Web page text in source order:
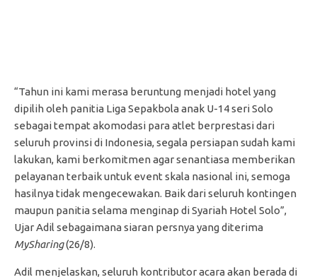
“Tahun ini kami merasa beruntung menjadi hotel yang
dipilih oleh panitia Liga Sepakbola anak U-14 seri Solo
sebagai tempat akomodasi para atlet berprestasi dari
seluruh provinsi di Indonesia, segala persiapan sudah kami
lakukan, kami berkomitmen agar senantiasa memberikan
pelayanan terbaik untuk event skala nasional ini, semoga
hasilnya tidak mengecewakan. Baik dari seluruh kontingen
maupun panitia selama menginap di Syariah Hotel Solo”,
Ujar Adil sebagaimana siaran persnya yang diterima
MySharing(26/8).
Adil menjelaskan, seluruh kontributor acara akan berada di